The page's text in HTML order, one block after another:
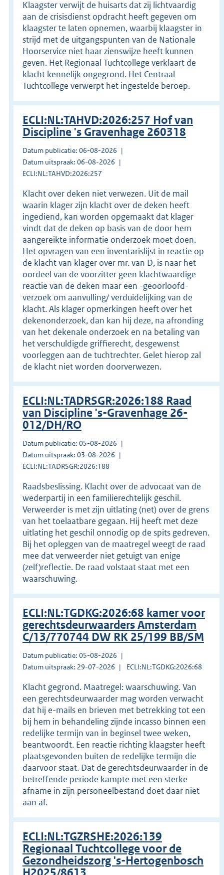
Klaagster verwijt de huisarts dat zij lichtvaardig
aan de crisisdienst opdracht heeft gegeven om
klaagster te laten opnemen, waarbij klaagster in
strijd met de uitgangspunten van de Nationale
Hoorservice niet haar zienswijze heeft kunnen
geven. Het Regionaal Tuchtcollege verklaart de
klacht kennelijk ongegrond. Het Centraal
Tuchtcollege verwerpt het ingestelde beroep.
ECLI:NL:TAHVD:2026:257 Hof van
Discipline 's Gravenhage 260318
Datum publicatie: 06-08-2026
Datum uitspraak: 06-08-2026
ECLI:NL:TAHVD:2026:257
Klacht over deken niet verwezen. Uit de mail
waarin klager zijn klacht over de deken heeft
ingediend, kan worden opgemaakt dat klager
vindt dat de deken op basis van de door hem
aangereikte informatie onderzoek moet doen.
Het opvragen van een inventarislijst in reactie op
de klacht van klager over mr. van D, is naar het
oordeel van de voorzitter geen klachtwaardige
reactie van de deken maar een -geoorloofd-
verzoek om aanvulling/ verduidelijking van de
klacht. Als klager opmerkingen heeft over het
dekenonderzoek, dan kan hij deze, na afronding
van het dekenale onderzoek en na betaling van
het verschuldigde griffierecht, desgewenst
voorleggen aan de tuchtrechter. Gelet hierop zal
de klacht niet worden doorverwezen.
ECLI:NL:TADRSGR:2026:188 Raad
van Discipline 's-Gravenhage 26-
012/DH/RO
Datum publicatie: 05-08-2026
Datum uitspraak: 03-08-2026
ECLI:NL:TADRSGR:2026:188
Raadsbeslissing. Klacht over de advocaat van de
wederpartij in een familierechtelijk geschil.
Verweerder is met zijn uitlating (net) over de grens
van het toelaatbare gegaan. Hij heeft met deze
uitlating het geschil onnodig op de spits gedreven.
Bij het opleggen van de maatregel weegt de raad
mee dat verweerder niet getuigt van enige
(zelf)reflectie. De raad volstaat staat met een
waarschuwing.
ECLI:NL:TGDKG:2026:68 kamer voor
gerechtsdeurwaarders Amsterdam
C/13/770744 DW RK 25/199 BB/SM
Datum publicatie: 05-08-2026
Datum uitspraak: 29-07-2026
ECLI:NL:TGDKG:2026:68
Klacht gegrond. Maatregel: waarschuwing. Van
een gerechtsdeurwaarder mag worden verwacht
dat hij e-mails en brieven met betrekking tot een
bij hem in behandeling zijnde incasso binnen een
redelijke termijn van in beginsel twee weken,
beantwoordt. Een reactie richting klaagster heeft
plaatsgevonden buiten de redelijke termijn die
daarvoor staat. Dat de gerechtsdeurwaarder in de
betreffende periode kampte met een sterke
afname in zijn personeelbestand doet daar niet
aan af.
ECLI:NL:TGZRSHE:2026:139
Regionaal Tuchtcollege voor de
Gezondheidszorg 's-Hertogenbosch